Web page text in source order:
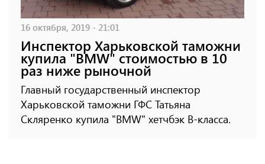
16 октября, 2019 - 21:01
Инспектор Харьковской таможни
купила "BMW" стоимостью в 10
раз ниже рыночной
Главный государственный инспектор
Харьковской таможни ГФС Татьяна
Скляренко купила "BMW" хетчбэк B-класса.